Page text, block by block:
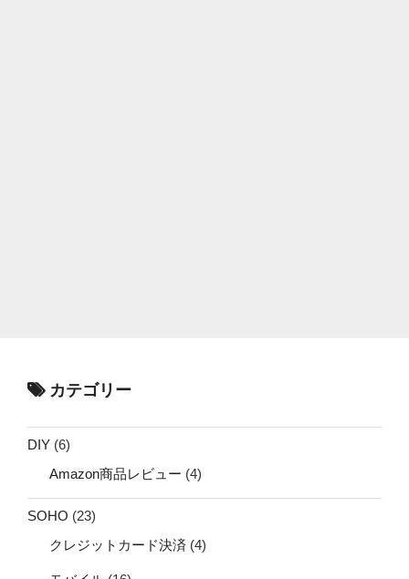
カテゴリー
DIY (6)
Amazon商品レビュー (4)
SOHO (23)
クレジットカード決済 (4)